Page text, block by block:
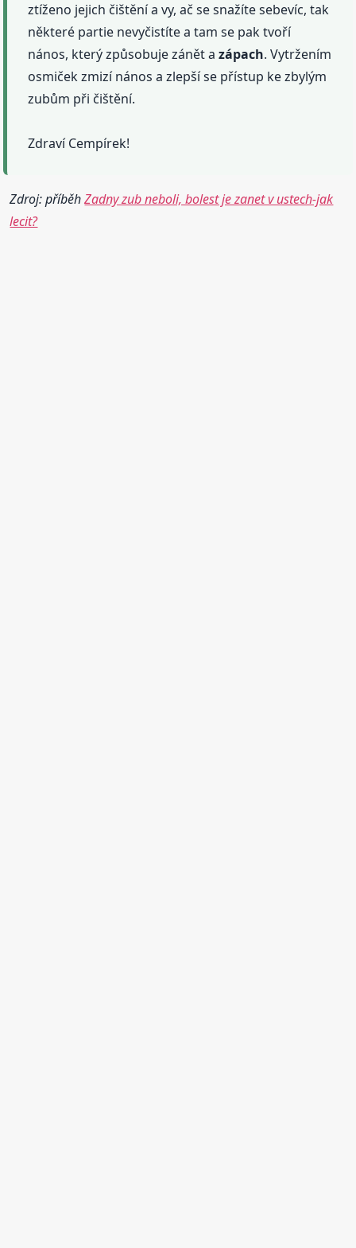
ztíženo jejich čištění a vy, ač se snažíte sebevíc, tak
některé partie nevyčistíte a tam se pak tvoří
nános, který způsobuje zánět azápach. Vytržením
osmiček zmizí nános a zlepší se přístup ke zbylým
zubům při čištění.
Zdraví Cempírek!
Zdroj: příběhZadny zub neboli, bolest je zanet v ustech-jak
lecit?